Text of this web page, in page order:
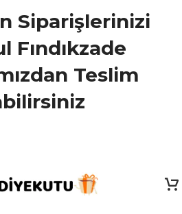
Siparişlerinizi
Fındıkzade
Teslim